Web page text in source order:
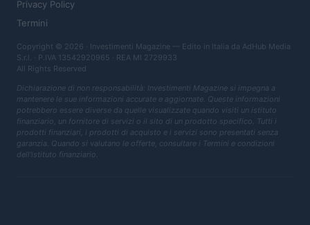
Privacy Policy
Termini
Copyright © 2026 · Investimenti Magazine — Edito in Italia da AdHub Media
S.r.l. · P.IVA 13542920965 · REA MI 2729933
All Rights Reserved
Dichiarazione di non responsabilità: Investimenti Magazine si impegna a
mantenere le sue informazioni accurate e aggiornate. Queste informazioni
potrebbero essere diverse da quelle visualizzate quando visiti un istituto
finanziario, un fornitore di servizi o il sito di un prodotto specifico. Tutti i
prodotti finanziari, i prodotti di acquisto e i servizi sono presentati senza
garanzia. Quando si valutano le offerte, consultare i Termini e condizioni
dell'istituto finanziario.